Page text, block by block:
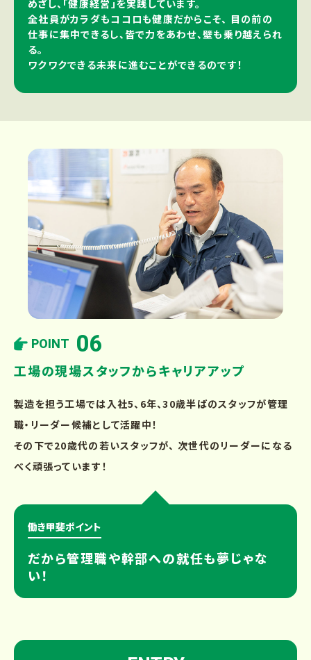
めざし、「健康経営」を実践しています。
全社員がカラダもココロも健康だからこそ、 目の前の
仕事に集中できるし、皆で力をあわせ、壁も乗り越えられ
る。
ワクワクできる未来に進むことができるのです！
POINT 06
工場の現場スタッフからキャリアアップ
製造を担う工場では入社5、6年、30歳半ばのスタッフが管理
職・リーダー候補として活躍中！
その下で20歳代の若いスタッフが、 次世代のリーダーになる
べく頑張っています！
働き甲斐ポイント
だから管理職や幹部への就任も夢じゃな
い！